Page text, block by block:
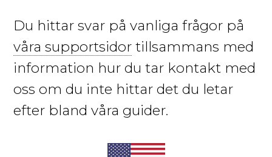
Du hittar svar på vanliga frågor på
våra supportsidor tillsammans med
information hur du tar kontakt med
oss om du inte hittar det du letar
efter bland våra guider.